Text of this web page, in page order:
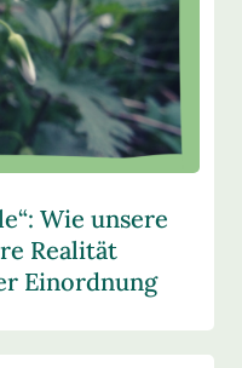
Wie unsere
Realität
Einordnung